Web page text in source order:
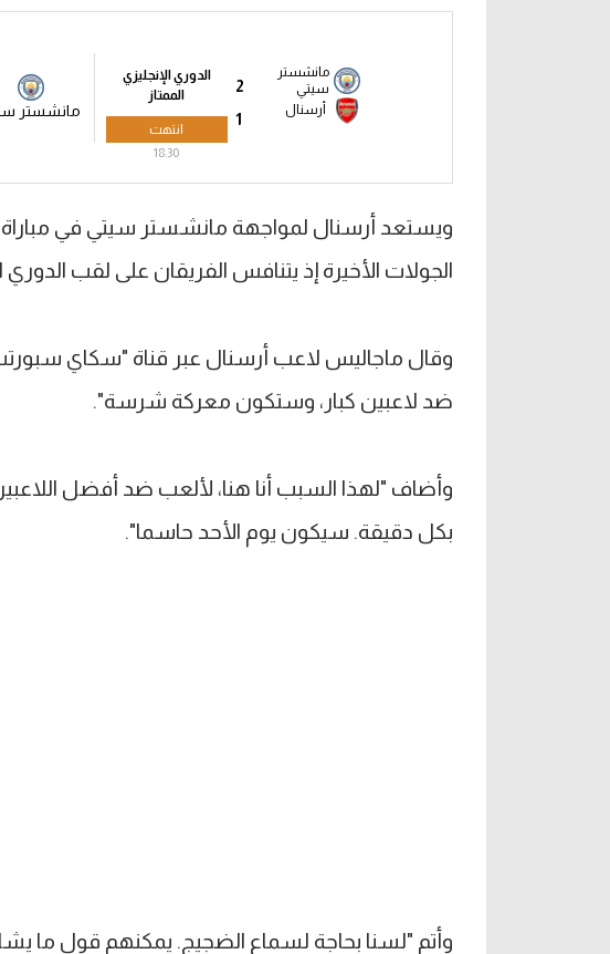
2
مانشستر
سيتي
1
أرسنال
الدوري الإنجليزي
الممتاز
انتهت
18:30
مانشستر
ويستعد أرسنال لمواجهة مانشستر سيتي في
الجولات الأخيرة إذ يتنافس الفريقان على لقب الدوري
وقال ماجاليس لاعب أرسنال عبر قناة "سكاي سبورتس"
ضد لاعبين كبار، وستكون معركة شرسة".
وأضاف "لهذا السبب أنا هنا، لألعب ضد أفضل
بكل دقيقة. سيكون يوم الأحد حاسما".
وأتم "لسنا بحاجة لسماع الضجيج. يمكنهم قول ما